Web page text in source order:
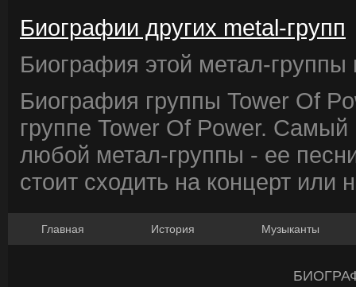
Биографии других metal-групп
Биография этой метал-группы
Биография группы Tower Of
группе Tower Of Power. Самый
любой метал-группы - ее
стоит сходить на концерт или
Главная История Музыканты